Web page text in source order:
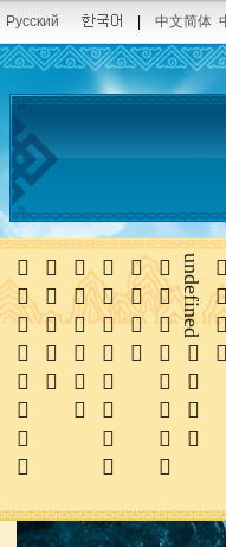
Русский 中文简体
undefined





